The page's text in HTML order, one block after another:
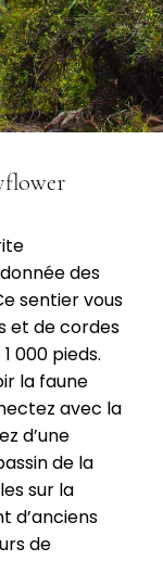
des
sentier vous
et de cordes
000 pieds.
la faune
avec la
d’une
de la
sur la
d’anciens
de